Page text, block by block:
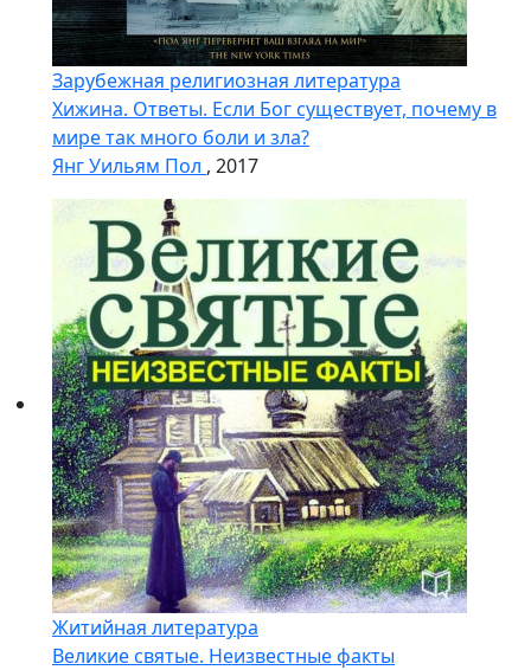
Зарубежная религиозная литература
Хижина. Ответы. Если Бог существует, почему в
мире так много боли и зла?
Янг Уильям Пол , 2017
Житийная литература
Великие святые. Неизвестные факты